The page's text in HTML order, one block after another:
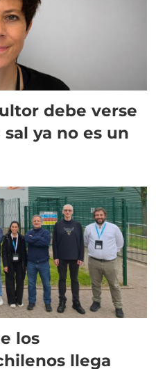
debe verse
ya no es un
los
llega